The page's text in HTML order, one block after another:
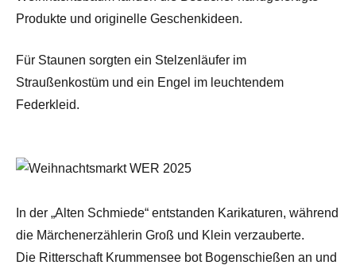
Produkte und originelle Geschenkideen.
Für Staunen sorgten ein Stelzenläufer im
Straußenkostüm und ein Engel im leuchtendem
Federkleid.
In der „Alten Schmiede“ entstanden Karikaturen, während
die Märchenerzählerin Groß und Klein verzauberte.
Die Ritterschaft Krummensee bot Bogenschießen an und